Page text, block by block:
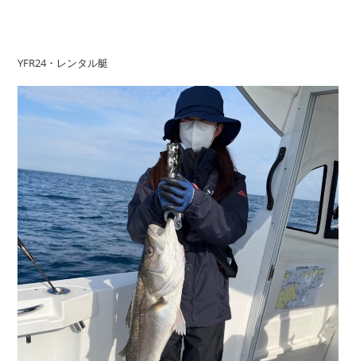
YFR24・レンタル艇